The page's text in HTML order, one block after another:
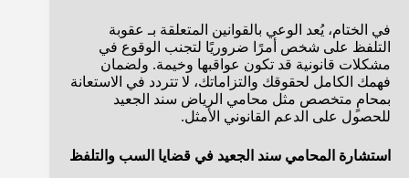
في الختام، يُعد الوعي بالقوانين المتعلقة بـ عقوبة
التلفظ على شخص أمرًا ضروريًا لتجنب الوقوع في
مشكلات قانونية قد تكون عواقبها وخيمة. ولضمان
فهمك الكامل لحقوقك والتزاماتك، لا تتردد في الاستعانة
بمحامٍ متخصص مثل محامي الرياض سند الجعيد
للحصول على الدعم القانوني الأمثل.
استشارة المحامي سند الجعيد في قضايا السب والتلفظ